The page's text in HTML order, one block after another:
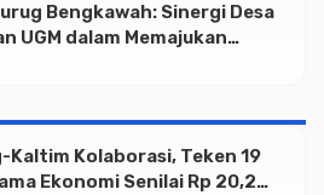
Bengkawah: Sinergi Desa
UGM dalam Memajukan
UMKM Lokal
Kolaborasi, Teken 19
Ekonomi Senilai Rp 20,2